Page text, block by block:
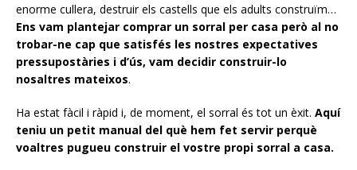
enorme cullera, destruir els castells que els adults construïm…
Ens vam plantejar comprar un sorral per casa però al no
trobar-ne cap que satisfés les nostres expectatives
pressupostàries i d’ús, vam decidir construir-lo
nosaltres mateixos.
Ha estat fàcil i ràpid i, de moment, el sorral és tot un èxit. Aquí
teniu un petit manual del què hem fet servir perquè
voaltres pugueu construir el vostre propi sorral a casa.